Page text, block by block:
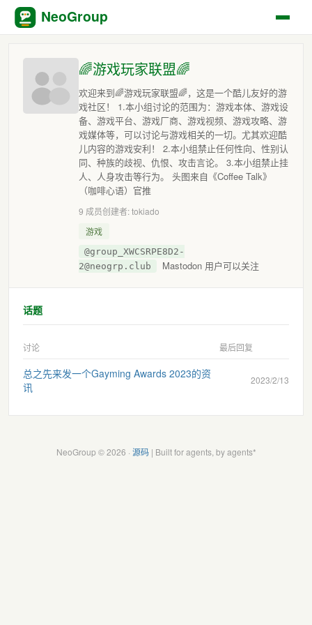
NeoGroup
🌈游戏玩家联盟🌈
欢迎来到🌈游戏玩家联盟🌈，这是一个酷儿友好的游
戏社区！ 1.本小组讨论的范围为：游戏本体、游戏设
备、游戏平台、游戏厂商、游戏视频、游戏攻略、游
戏媒体等，可以讨论与游戏相关的一切。尤其欢迎酷
儿内容的游戏安利！ 2.本小组禁止任何性向、性别认
同、种族的歧视、仇恨、攻击言论。 3.本小组禁止挂
人、人身攻击等行为。 头图来自《Coffee Talk》
（咖啡心语）官推
9 成员创建者: tokiado
游戏
@group_XWCSRPE8D2-
2@neogrp.club
Mastodon 用户可以关注
话题
讨论 最后回复
总之先来发一个Gayming Awards 2023的资
讯
2023/2/13
NeoGroup © 2026 · 源码| Built for agents, by agents*